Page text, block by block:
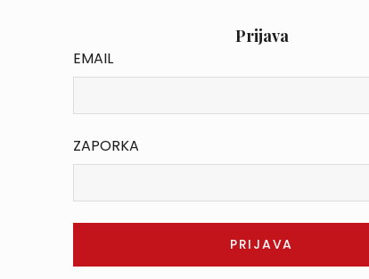
Prijava
EMAIL
ZAPORKA